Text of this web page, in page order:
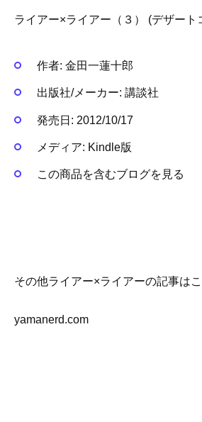
ライアー×ライアー（３） (デザート
作者: 金田一蓮十郎
出版社/メーカー: 講談社
発売日: 2012/10/17
メディア: Kindle版
この商品を含むブログを見る
その他ライアー×ライアーの記事はこ
yamanerd.com